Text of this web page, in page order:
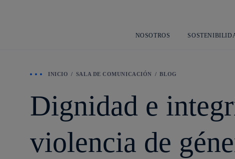
NOSOTROS
INICIO SALA DE COMUNICACIÓN BLOG
Dignidad e
violencia de